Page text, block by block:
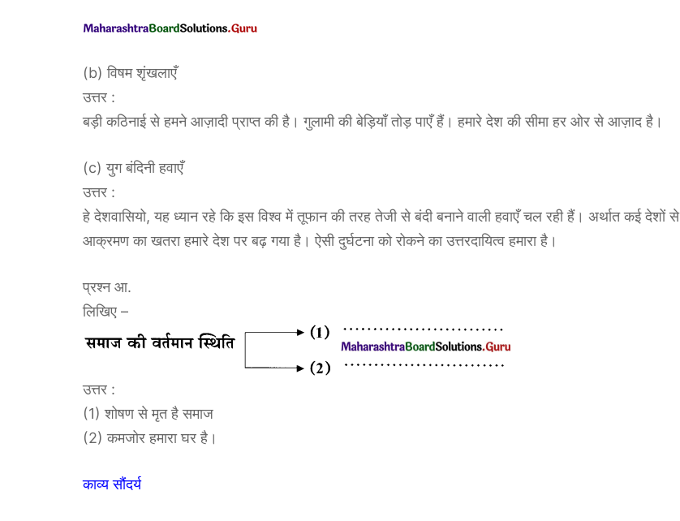
(b) विषम शृंखलाएँ
उत्तर :
बड़ी कठिनाई से हमने आज़ादी प्राप्त की है। गुलामी की बेड़ियाँ तोड़ पाएँ हैं। हमारे देश की सीमा हर ओर से आज़ाद है।
(c) युग बंदिनी हवाएँ
उत्तर :
हे देशवासियो, यह ध्यान रहे कि इस विश्व में तूफान की तरह तेजी से बंदी बनाने वाली हवाएँ चल रही हैं। अर्थात कई देशों से
आक्रमण का खतरा हमारे देश पर बढ़ गया है। ऐसी दुर्घटना को रोकने का उत्तरदायित्व हमारा है।
प्रश्न आ.
लिखिए –
उत्तर :
(1) शोषण से मृत है समाज
(2) कमजोर हमारा घर है।
काव्य सौंदर्य